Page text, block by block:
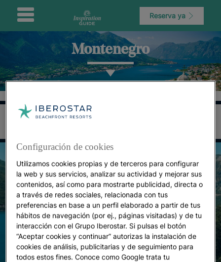
Reserva ya
Montenegro
Configuración de cookies
Utilizamos cookies propias y de terceros para configurar
la web y sus servicios, analizar su actividad y mejorar sus
contenidos, así como para mostrarte publicidad, directa o
a través de redes sociales, relacionada con tus
preferencias en base a un perfil elaborado a partir de tus
hábitos de navegación (por ej., páginas visitadas) y de tu
interacción con el Grupo Iberostar. Si pulsas el botón
“Aceptar cookies y continuar” autorizas la instalación de
cookies de análisis, publicitarias y de seguimiento para
todos estos fines. Conoce como Google trata tu